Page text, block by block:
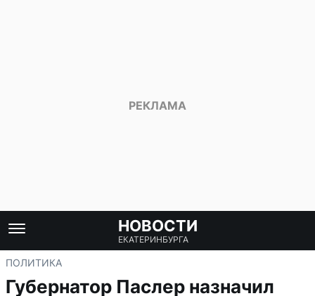
НОВОСТИ
ЕКАТЕРИНБУРГА
ПОЛИТИКА
Губернатор Паслер назначил